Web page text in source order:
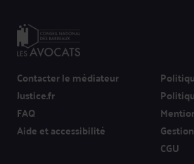
Contacter le médiateur
Justice.fr
FAQ
Aide et accessibilité
CGU